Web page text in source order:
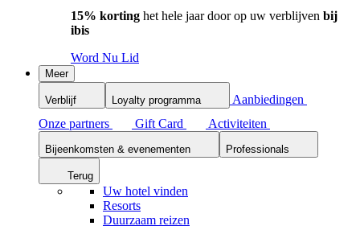
15% korting het hele jaar door op uw verblijven bij
ibis
Word Nu Lid
Meer
Verblijf Loyalty programma
Aanbiedingen
Onze partners
Gift Card Activiteiten
Bijeenkomsten & evenementen Professionals
Terug
Uw hotel vinden
Resorts
Duurzaam reizen